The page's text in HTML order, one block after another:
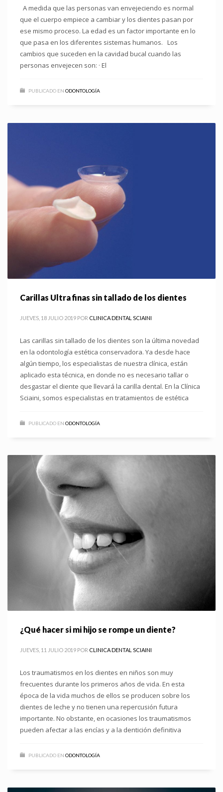
A medida que las personas van envejeciendo es normal
que el cuerpo empiece a cambiar y los dientes pasan por
ese mismo proceso. La edad es un factor importante en lo
que pasa en los diferentes sistemas humanos. Los
cambios que suceden en la cavidad bucal cuando las
personas envejecen son: · El
PUBLICADO EN ODONTOLOGÍA
Carillas Ultra finas sin tallado de los dientes
JUEVES, 18 JULIO 2019 POR CLINICA DENTAL SCIAINI
Las carillas sin tallado de los dientes son la última novedad
en la odontología estética conservadora. Ya desde hace
algún tiempo, los especialistas de nuestra clínica, están
aplicado esta técnica, en donde no es necesario tallar o
desgastar el diente que llevará la carilla dental. En la Clínica
Sciaini, somos especialistas en tratamientos de estética
PUBLICADO EN ODONTOLOGÍA
¿Qué hacer si mi hijo se rompe un diente?
JUEVES, 11 JULIO 2019 POR CLINICA DENTAL SCIAINI
Los traumatismos en los dientes en niños son muy
frecuentes durante los primeros años de vida. En esta
época de la vida muchos de ellos se producen sobre los
dientes de leche y no tienen una repercusión futura
importante. No obstante, en ocasiones los traumatismos
pueden afectar a las encías y a la dentición definitiva
PUBLICADO EN ODONTOLOGÍA